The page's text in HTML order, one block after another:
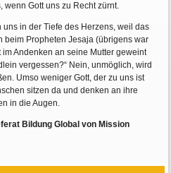
wenn Gott uns zu Recht zürnt.
in der Tiefe des Herzens, weil das
beim Propheten Jesaja (übrigens war
Andenken an seine Mutter geweint
vergessen?“ Nein, unmöglich, wird
Umso weniger Gott, der zu uns ist
sitzen da und denken an ihre
in die Augen.
Bildung Global von Mission